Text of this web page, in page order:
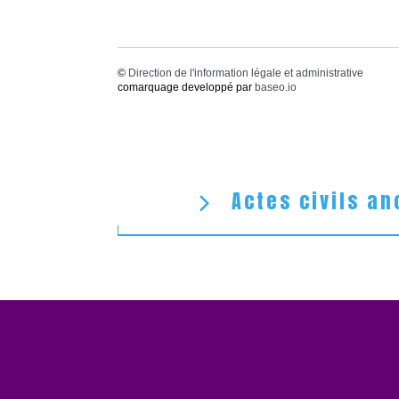
© Direction de l'information légale et administrative
comarquage developpé par baseo.io
Actes civils